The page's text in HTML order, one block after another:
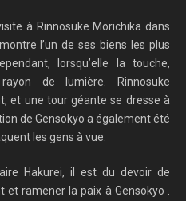
à Rinnosuke Morichika dans
l’un de ses biens les plus
lorsqu’elle la touche,
de lumière. Rinnosuke
et une tour géante se dresse à
de Gensokyo a également été
les gens à vue.
Hakurei, il est du devoir de
ramener la paix à Gensokyo .